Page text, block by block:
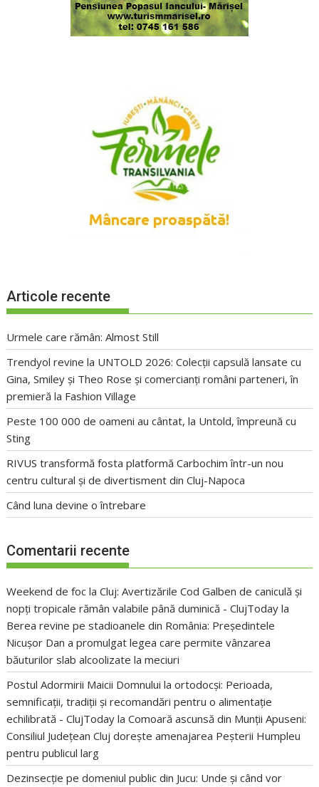
Articole recente
Urmele care rămân: Almost Still
Trendyol revine la UNTOLD 2026: Colecții capsulă lansate cu
Gina, Smiley și Theo Rose și comercianți români parteneri, în
premieră la Fashion Village
Peste 100 000 de oameni au cântat, la Untold, împreună cu
Sting
RIVUS transformă fosta platformă Carbochim într-un nou
centru cultural și de divertisment din Cluj-Napoca
Când luna devine o întrebare
Comentarii recente
Weekend de foc la Cluj: Avertizările Cod Galben de caniculă și
nopți tropicale rămân valabile până duminică - ClujToday la
Berea revine pe stadioanele din România: Președintele
Nicușor Dan a promulgat legea care permite vânzarea
băuturilor slab alcoolizate la meciuri
Postul Adormirii Maicii Domnului la ortodocși: Perioada,
semnificații, tradiții și recomandări pentru o alimentație
echilibrată - ClujToday laComoară ascunsă din Munții Apuseni:
Consiliul Județean Cluj dorește amenajarea Peșterii Humpleu
pentru publicul larg
Dezinsecție pe domeniul public din Jucu: Unde și când vor